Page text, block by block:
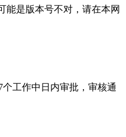
能是版本号不对，请在本网
工作中日内审批，审核通